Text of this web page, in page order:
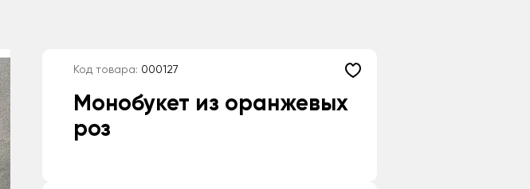
Код товара: 000127
Монобукет из оранжевых
роз